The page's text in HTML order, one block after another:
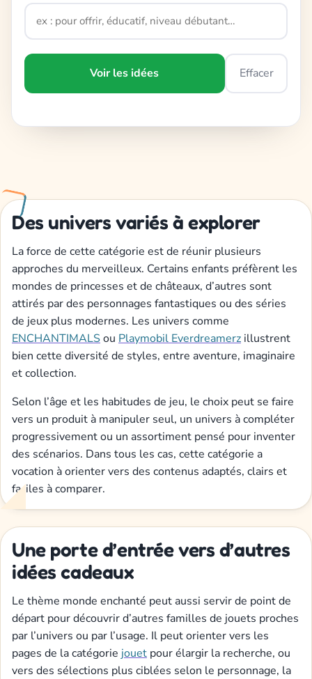
Voir les idées Effacer
Des univers variés à explorer
La force de cette catégorie est de réunir plusieurs
approches du merveilleux. Certains enfants préfèrent les
mondes de princesses et de châteaux, d’autres sont
attirés par des personnages fantastiques ou des séries
de jeux plus modernes. Les univers comme
ENCHANTIMALSou Playmobil Everdreamerz illustrent
bien cette diversité de styles, entre aventure, imaginaire
et collection.
Selon l’âge et les habitudes de jeu, le choix peut se faire
vers un produit à manipuler seul, un univers à compléter
progressivement ou un assortiment pensé pour inventer
des scénarios. Dans tous les cas, cette catégorie a
vocation à orienter vers des contenus adaptés, clairs et
faciles à comparer.
Une porte d’entrée vers d’autres
idées cadeaux
Le thème monde enchanté peut aussi servir de point de
départ pour découvrir d’autres familles de jouets proches
par l’univers ou par l’usage. Il peut orienter vers les
pages de la catégorie jouet pour élargir la recherche, ou
vers des sélections plus ciblées selon le personnage, la